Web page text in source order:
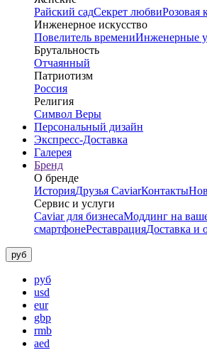
Райский садСекрет любвиРозовая
Инженерное искусство
Повелитель времениИнженерные
Брутальность
Отчаянный
Патриотизм
Россия
Религия
Символ Веры
Персональный дизайн
Экспресс-Доставка
Галерея
Бренд
О бренде
ИсторияДрузья CaviarКонтакты
Сервис и услуги
Caviar для бизнесаМоддинг на
смартфонеРеставрацияДоставка и
руб
руб
usd
eur
gbp
rmb
aed